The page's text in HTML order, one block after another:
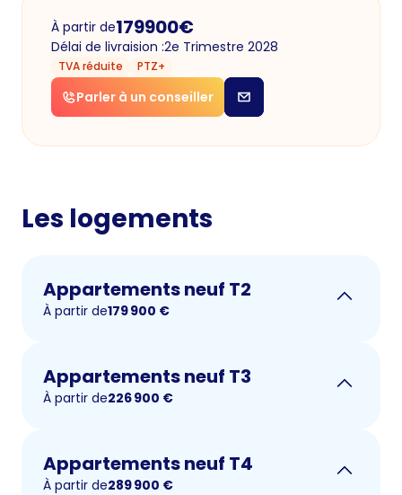
À partir de179900€
Délai de livraision :2e Trimestre 2028
TVA réduite PTZ+
Parler à un conseiller
Les logements
Appartements neuf T2
À partir de179 900 €
Appartements neuf T3
À partir de226 900 €
Appartements neuf T4
À partir de289 900 €